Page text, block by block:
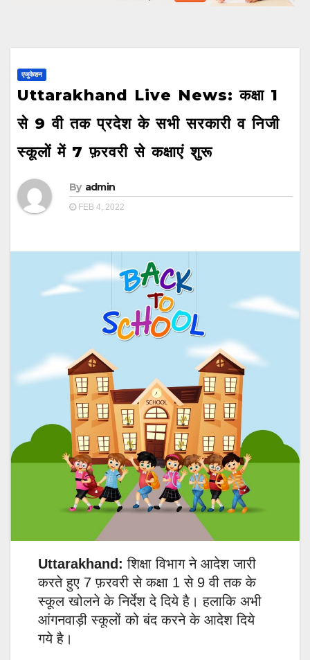
एजुकेशन
Uttarakhand Live News: कक्षा 1
से 9 वी तक प्रदेश के सभी सरकारी व निजी
स्कूलों में 7 फ़रवरी से कक्षाएं शुरू
By admin
FEB 4, 2022
Uttarakhand: शिक्षा विभाग ने आदेश जारी
करते हुए 7 फ़रवरी से कक्षा 1 से 9 वी तक के
स्कूल खोलने के निर्देश दे दिये है। हलाकि अभी
आंगनवाड़ी स्कूलों को बंद करने के आदेश दिये
गये है।